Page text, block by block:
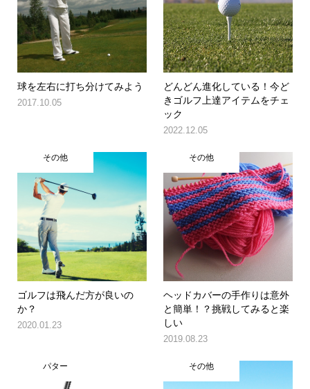
球を左右に打ち分けてみよう
2017.10.05
どんどん進化している！今ど
きゴルフ上達アイテムをチェ
ック
2022.12.05
その他
ゴルフは飛んだ方が良いの
か？
2020.01.23
その他
ヘッドカバーの手作りは意外
と簡単！？挑戦してみると楽
しい
2019.08.23
パター その他